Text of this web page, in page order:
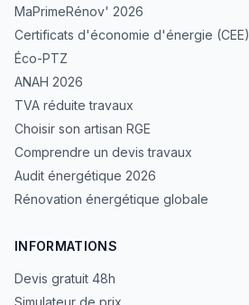
MaPrimeRénov' 2026
Certificats d'économie d'énergie (CEE)
Éco-PTZ
ANAH 2026
TVA réduite travaux
Choisir son artisan RGE
Comprendre un devis travaux
Audit énergétique 2026
Rénovation énergétique globale
INFORMATIONS
Devis gratuit 48h
Simulateur de prix